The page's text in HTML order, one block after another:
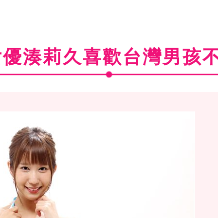
湊莉久喜歡台灣男孩